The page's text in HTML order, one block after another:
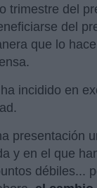
trimestre del
del
que lo
incidido en
presentación
y en el que
débiles...